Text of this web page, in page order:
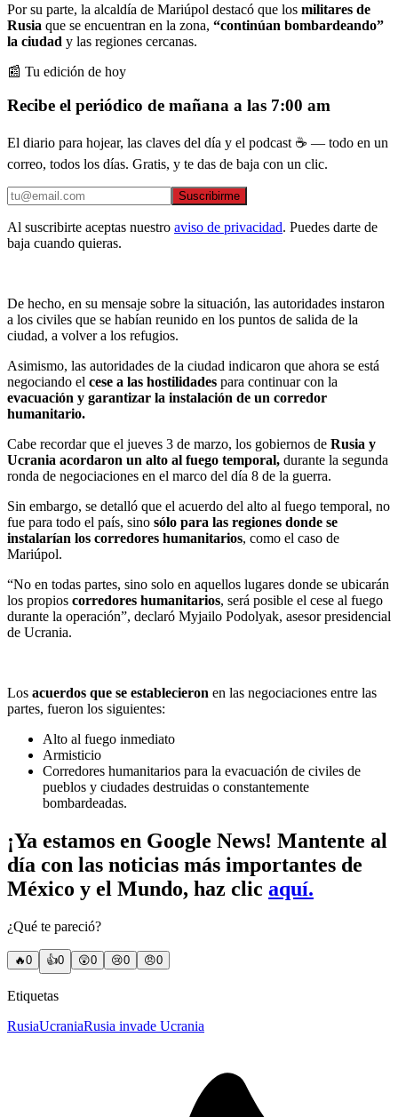
Por su parte, la alcaldía de Mariúpol destacó que los militares de
Rusia que se encuentran en la zona, “continúan bombardeando”
la ciudad y las regiones cercanas.
📰 Tu edición de hoy
Recibe el periódico de mañana a las 7:00 am
El diario para hojear, las claves del día y el podcast ☕ — todo en un
correo, todos los días. Gratis, y te das de baja con un clic.
Suscribirme
Al suscribirte aceptas nuestro aviso de privacidad. Puedes darte de
baja cuando quieras.
De hecho, en su mensaje sobre la situación, las autoridades instaron
a los civiles que se habían reunido en los puntos de salida de la
ciudad, a volver a los refugios.
Asimismo, las autoridades de la ciudad indicaron que ahora se está
negociando el cese a las hostilidades para continuar con la
evacuación y garantizar la instalación de un corredor
humanitario.
Cabe recordar que el jueves 3 de marzo, los gobiernos de Rusia y
Ucrania acordaron un alto al fuego temporal, durante la segunda
ronda de negociaciones en el marco del día 8 de la guerra.
Sin embargo, se detalló que el acuerdo del alto al fuego temporal, no
fue para todo el país, sino sólo para las regiones donde se
instalarían los corredores humanitarios, como el caso de
Mariúpol.
“No en todas partes, sino solo en aquellos lugares donde se ubicarán
los propios corredores humanitarios, será posible el cese al fuego
durante la operación”, declaró Myjailo Podolyak, asesor presidencial
de Ucrania.
Los acuerdos que se establecieron en las negociaciones entre las
partes, fueron los siguientes:
Alto al fuego inmediato
Armisticio
Corredores humanitarios para la evacuación de civiles de
pueblos y ciudades destruidas o constantemente
bombardeadas.
¡Ya estamos en Google News! Mantente al
día con las noticias más importantes de
México y el Mundo, haz clic aquí.
¿Qué te pareció?
🔥0 👍0 😲0 😢0 😠0
Etiquetas
RusiaUcraniaRusia invade Ucrania